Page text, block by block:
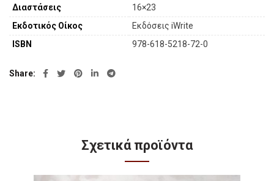
Διαστάσεις
16×23
Εκδοτικός Οίκος
Εκδόσεις iWrite
ISBN
978-618-5218-72-0
Share
Σχετικά προϊόντα